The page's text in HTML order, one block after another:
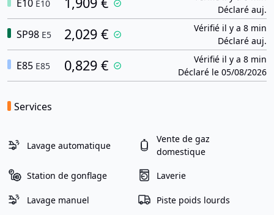
E10 E10
Déclaré auj.
SP98 E5 2,029 €
Vérifié il y a 8 min
Déclaré auj.
E85 E85 0,829 €
Vérifié il y a 8 min
Déclaré le 05/08/2026
Services
Lavage automatique
Vente de gaz
domestique
Station de gonflage Laverie
Lavage manuel Piste poids lourds